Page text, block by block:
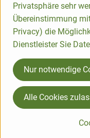
Origin
Hersteller: BYODO
Italy
Privatsphäre sehr
Übereinstimmung
Privacy) die
Dienstleister Sie
Nur notwendige
Alle Cookies